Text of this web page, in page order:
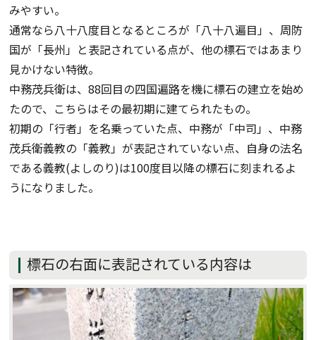
みやすい。
通常なら八十八度目となるところが「八十八遍目」、周防
国が「長州」と表記されている点が、他の標石ではあまり
見かけない特徴。
中務茂兵衛は、88回目の四国遍路を機に標石の建立を始め
たので、こちらはその最初期に建てられたもの。
初期の「行者」を名乗っていた点、中務が「中司」、中務
茂兵衛義教の「義教」が表記されていない点、自身の法名
である義教(よしのり)は100度目以降の標石に刻まれるよ
うになりました。
標石の右面に表記されている内容は